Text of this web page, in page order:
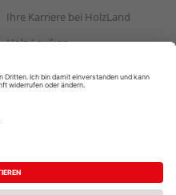
Ihre Karriere bei HolzLand
Holz-Lexikon
Nutzungsbedingungen
Vertrag widerrufen